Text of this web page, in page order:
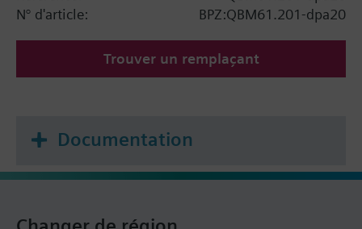
N° d'article:
BPZ:QBM61.201-dpa20
Trouver un remplaçant
Documentation